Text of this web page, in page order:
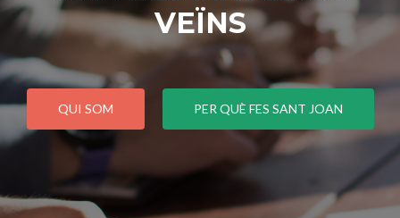
VEÏNS
QUI SOM PER QUÈ FES SANT JOAN